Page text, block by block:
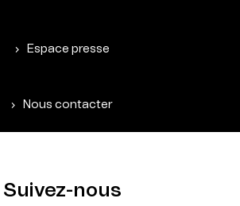
Espace presse
Nous contacter
Suivez-nous